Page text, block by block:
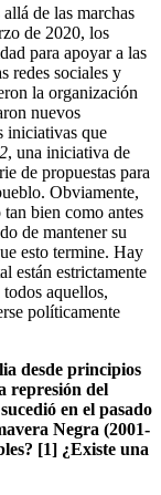
de las marchas
de 2020, los
para apoyar a las
redes sociales y
la organización
nuevos
iniciativas que
, una iniciativa de
de propuestas para
Obviamente,
bien como antes
de mantener su
esto termine. Hay
están estrictamente
aquellos,
políticamente
desde principios
represión del
en el pasado
Negra (2001-
[1] ¿Existe una